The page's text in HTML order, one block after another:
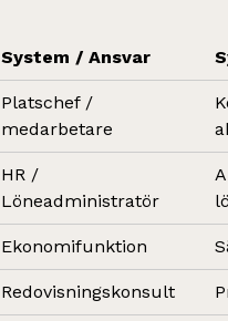
System / Ansvar
Platschef /
medarbetare
HR /
Löneadministratör
Ekonomifunktion
Redovisningskonsult